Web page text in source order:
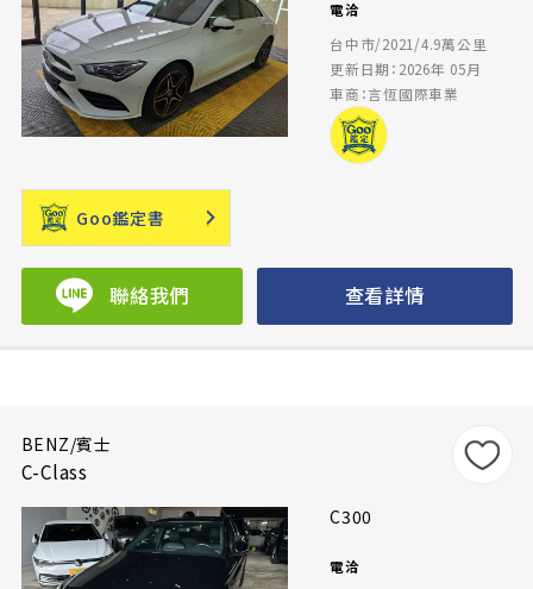
電洽
台中市/2021/4.9萬公里
更新日期：2026年 05月
車商：言恆國際車業
Goo鑑定書
聯絡我們 查看詳情
BENZ/賓士
C-Class
C300
電洽